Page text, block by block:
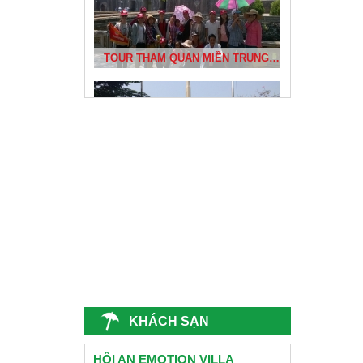
ĐÈN LỒNG HỘI AN
HỘI NGHỊ KHÁCH HÀNG HEIFE VIỆT NAM
KHÁCH SẠN
HỘI AN EMOTION VILLA